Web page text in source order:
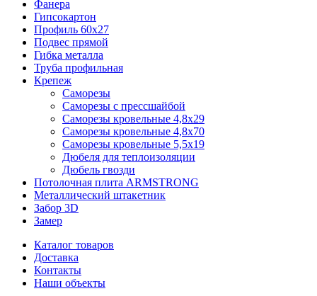
Фанера
Гипсокартон
Профиль 60х27
Подвес прямой
Гибка металла
Труба профильная
Крепеж
Саморезы
Саморезы с прессшайбой
Саморезы кровельные 4,8х29
Саморезы кровельные 4,8х70
Саморезы кровельные 5,5х19
Дюбеля для теплоизоляции
Дюбель гвозди
Потолочная плита ARMSTRONG
Металлический штакетник
Забор 3D
Замер
Каталог товаров
Доставка
Контакты
Наши объекты